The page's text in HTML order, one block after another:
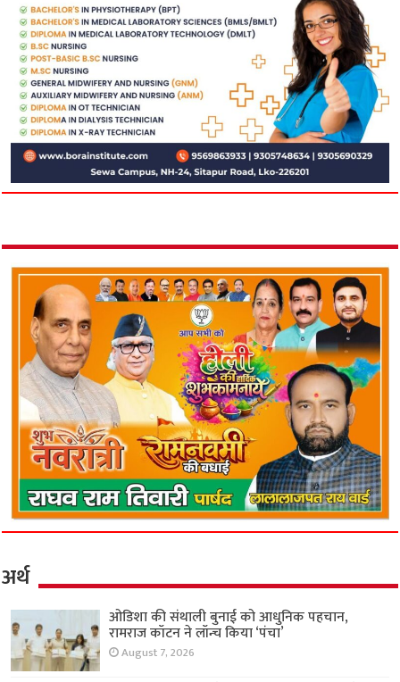
अर्थ
ओडिशा की संथाली बुनाई को आधुनिक पहचान,
रामराज कॉटन ने लॉन्च किया ‘पंचा’
August 7, 2026